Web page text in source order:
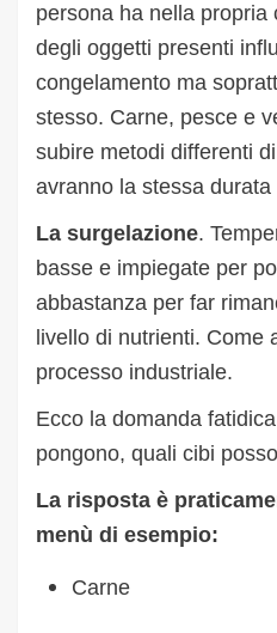
persona ha nella propria
degli oggetti presenti
congelamento ma
stesso. Carne, pesce e
subire metodi differenti
avranno la stessa
La surgelazione.
basse e impiegate per
abbastanza per far
livello di nutrienti. Come
processo industriale.
Ecco la domanda
pongono, quali cibi
La risposta è
menù di esempio:
Carne